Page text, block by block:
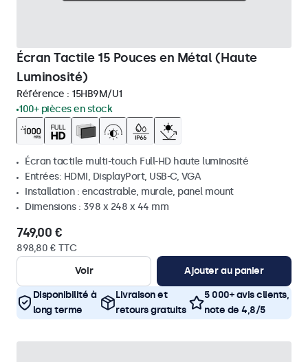
Écran Tactile 15 Pouces en Métal (Haute
Luminosité)
Référence : 15HB9M/U1
100+ pièces en stock
Écran tactile multi-touch Full-HD haute luminosité
Entrées: HDMI, DisplayPort, USB-C, VGA
Installation : encastrable, murale, panel mount
Dimensions : 398 x 248 x 44 mm
749,00 €
898,80 € TTC
Voir
Ajouter au panier
Disponibilité à
long terme
Livraison et
retours gratuits
5 000+ avis clients,
note de 4,8/5